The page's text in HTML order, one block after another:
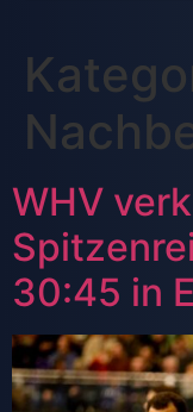
WHV
30:45 in